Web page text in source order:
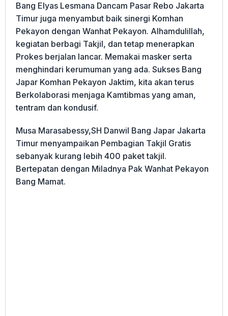
Bang Elyas Lesmana Dancam Pasar Rebo Jakarta
Timur juga menyambut baik sinergi Komhan
Pekayon dengan Wanhat Pekayon. Alhamdulillah,
kegiatan berbagi Takjil, dan tetap menerapkan
Prokes berjalan lancar. Memakai masker serta
menghindari kerumuman yang ada. Sukses Bang
Japar Komhan Pekayon Jaktim, kita akan terus
Berkolaborasi menjaga Kamtibmas yang aman,
tentram dan kondusif.
Musa Marasabessy,SH Danwil Bang Japar Jakarta
Timur menyampaikan Pembagian Takjil Gratis
sebanyak kurang lebih 400 paket takjil.
Bertepatan dengan Miladnya Pak Wanhat Pekayon
Bang Mamat.